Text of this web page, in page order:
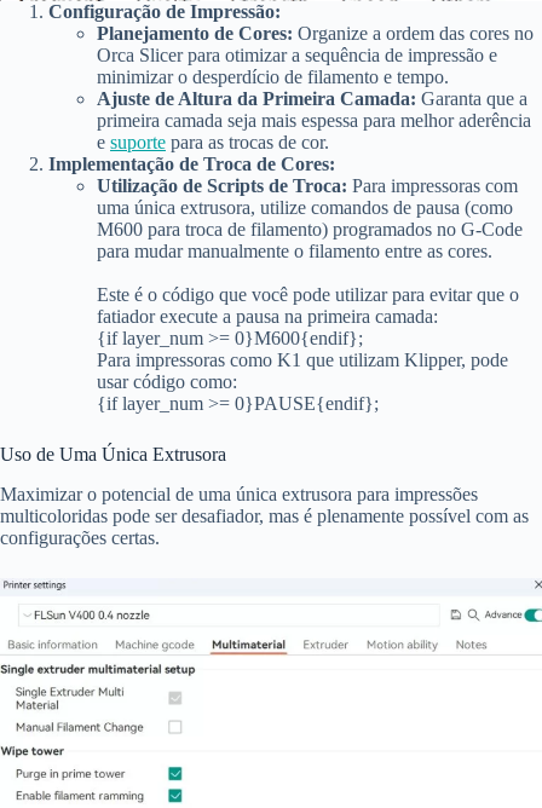
Configuração de Impressão:
Planejamento de Cores: Organize a ordem das cores no
Orca Slicer para otimizar a sequência de impressão e
minimizar o desperdício de filamento e tempo.
Ajuste de Altura da Primeira Camada: Garanta que a
primeira camada seja mais espessa para melhor aderência
e suporte para as trocas de cor.
Implementação de Troca de Cores:
Utilização de Scripts de Troca: Para impressoras com
uma única extrusora, utilize comandos de pausa (como
M600 para troca de filamento) programados no G-Code
para mudar manualmente o filamento entre as cores.
Este é o código que você pode utilizar para evitar que o
fatiador execute a pausa na primeira camada:
{if layer_num >= 0}M600{endif};
Para impressoras como K1 que utilizam Klipper, pode
usar código como:
{if layer_num >= 0}PAUSE{endif};
Uso de Uma Única Extrusora
Maximizar o potencial de uma única extrusora para impressões
multicoloridas pode ser desafiador, mas é plenamente possível com as
configurações certas.